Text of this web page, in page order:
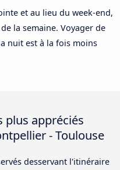
et au lieu du week-end,
la semaine. Voyager de
nuit est à la fois moins
plus appréciés
- Toulouse
desservant l'itinéraire